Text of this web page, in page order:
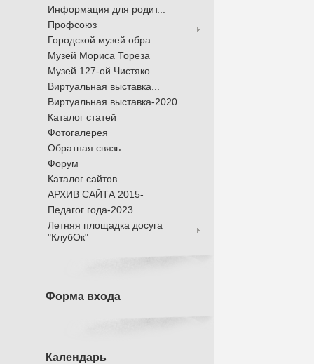
Информация для родит...
Профсоюз
Городской музей обра...
Музей Мориса Тореза
Музей 127-ой Чистяко...
Виртуальная выставка...
Виртуальная выставка-2020
Каталог статей
Фотогалерея
Обратная связь
Форум
Каталог сайтов
АРХИВ САЙТА 2015-
Педагог года-2023
Летняя площадка досуга
"КлубОк"
Форма входа
Календарь